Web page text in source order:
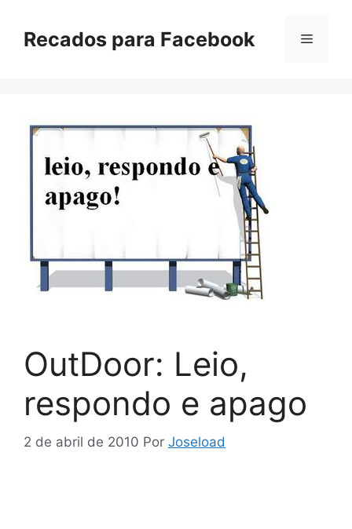
paraRecados para Facebook Menu
OutDoor: Leio,
respondo e apago
2 de abril de 2010 Por Joseload